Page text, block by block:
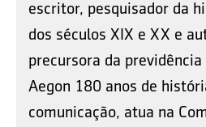
escritor, pesquisador da
dos séculos XIX e XX e
precursora da previdência
Aegon 180 anos de
comunicação, atua na